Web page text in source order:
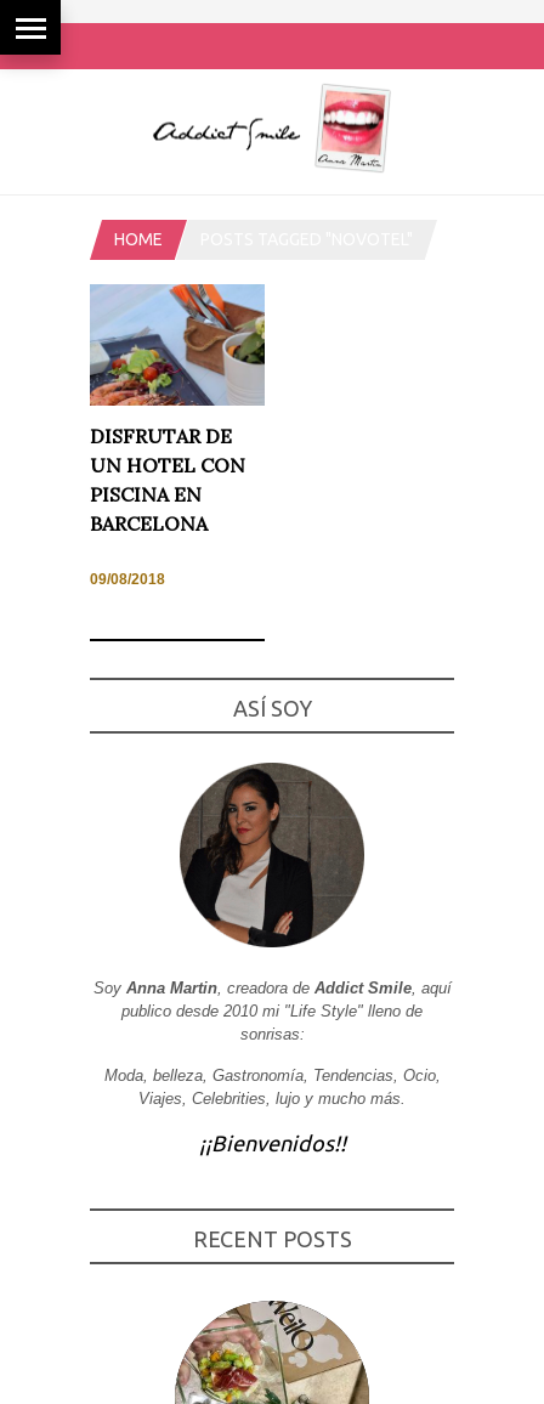
HOME
DISFRUTAR DE
UN HOTEL CON
PISCINA EN
BARCELONA
09/08/2018
ASÍ SOY
Soy Anna Martin, creadora de Addict Smile, aquí
publico desde 2010 mi "Life Style" lleno de
sonrisas:
Moda, belleza, Gastronomía, Tendencias, Ocio,
Viajes, Celebrities, lujo y mucho más.
¡¡Bienvenidos!!
RECENT POSTS
Necesarias
de la web, en
base a cómo
durante tu
cookies,